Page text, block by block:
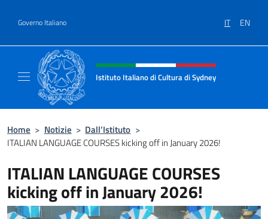
Governo Italiano IT EN
Intestazione sito, social e menù
Istituto Italiano di Cultura di Sydney
Home > Notizie > Dall’Istituto >
ITALIAN LANGUAGE COURSES kicking off in January 2026!
ITALIAN LANGUAGE COURSES
kicking off in January 2026!